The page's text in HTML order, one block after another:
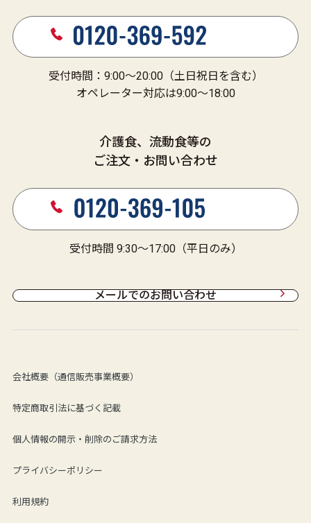
受付時間：9:00～20:00（土日祝日を含む）
オペレーター対応は9:00～18:00
介護食、流動食等の
ご注文・お問い合わせ
受付時間 9:30～17:00（平日のみ）
メールでのお問い合わせ
会社概要（通信販売事業概要）
特定商取引法に基づく記載
個人情報の開示・削除のご請求方法
プライバシーポリシー
利用規約